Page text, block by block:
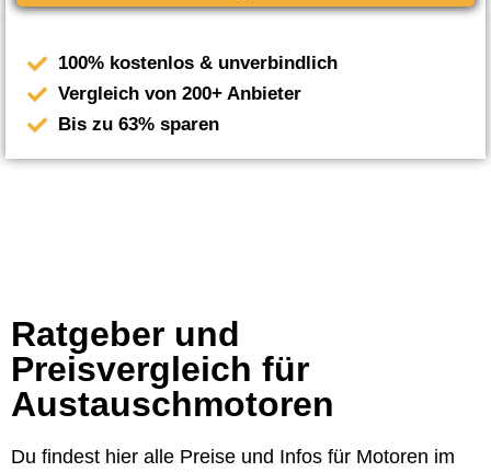
100% kostenlos & unverbindlich
Vergleich von 200+ Anbieter
Bis zu 63% sparen
Ratgeber und
Preisvergleich für
Austauschmotoren
Du findest hier alle Preise und Infos für Motoren im